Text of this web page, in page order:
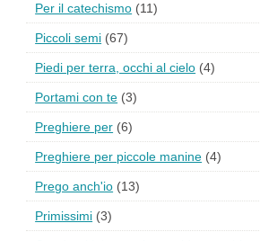
Per il catechismo (11)
Piccoli semi (67)
Piedi per terra, occhi al cielo (4)
Portami con te (3)
Preghiere per (6)
Preghiere per piccole manine (4)
Prego anch'io (13)
Primissimi (3)